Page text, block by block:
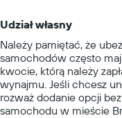
Udział własny
Należy pamiętać, że
samochodów często
kwocie, którą należy
wynajmu. Jeśli chcesz
rozważ dodanie opcji
samochodu w mieście